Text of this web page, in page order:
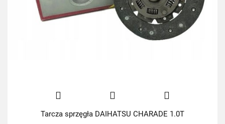
Tarcza sprzęgła DAIHATSU CHARADE 1.0T